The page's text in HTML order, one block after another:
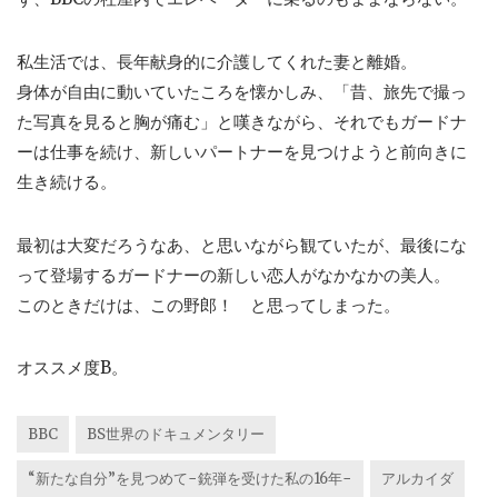
私生活では、長年献身的に介護してくれた妻と離婚。
身体が自由に動いていたころを懐かしみ、「昔、旅先で撮っ
た写真を見ると胸が痛む」と嘆きながら、それでもガードナ
ーは仕事を続け、新しいパートナーを見つけようと前向きに
生き続ける。
最初は大変だろうなあ、と思いながら観ていたが、最後にな
って登場するガードナーの新しい恋人がなかなかの美人。
このときだけは、この野郎！ と思ってしまった。
オススメ度B。
BBC BS世界のドキュメンタリー
“新たな自分”を見つめて−銃弾を受けた私の16年− アルカイダ